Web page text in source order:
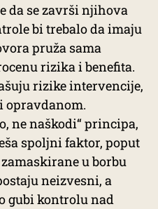
da se završi njihova
bi trebalo da imaju
pruža sama
rizika i benefita.
rizike intervencije,
opravdanom.
ne naškodi“ principa,
spoljni faktor, poput
u borbu
neizvesni, a
gubi kontrolu nad